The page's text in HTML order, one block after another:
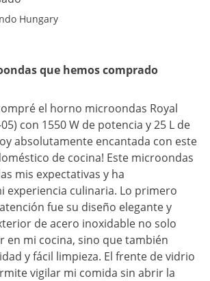
Hungary
que hemos comprado
el horno microondas Royal
con 1550 W de potencia y 25 L de
absolutamente encantada con este
de cocina! Este microondas
mis expectativas y ha
experiencia culinaria. Lo primero
fue su diseño elegante y
de acero inoxidable no solo
en mi cocina, sino que también
y fácil limpieza. El frente de vidrio
vigilar mi comida sin abrir la